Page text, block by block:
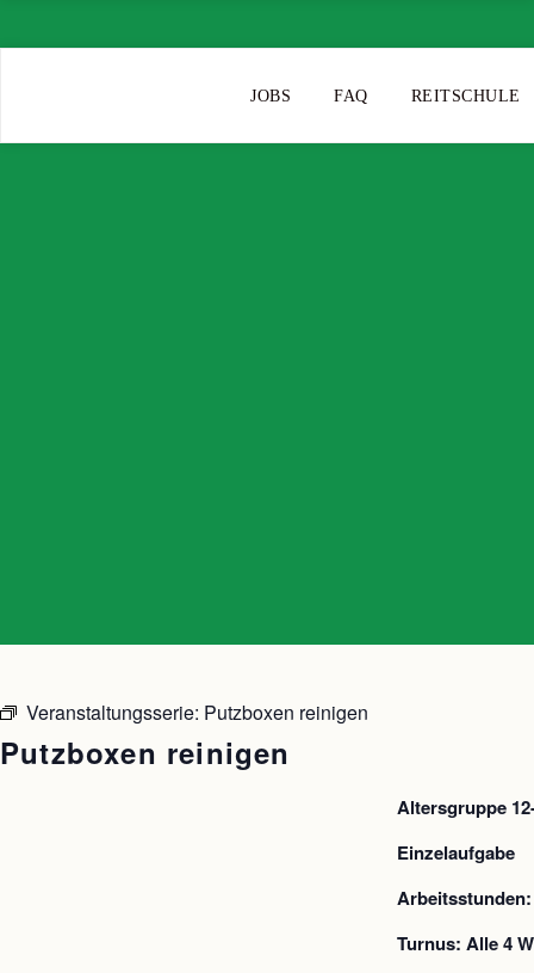
JOBS FAQ REITSCHULE
Veranstaltungsserie: Putzboxen reinigen
Putzboxen reinigen
Altersgruppe
Einzelaufgabe
Turnus: Alle 4